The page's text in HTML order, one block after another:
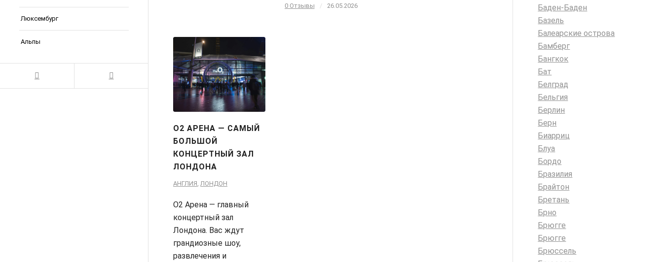
Люксембург
Альпы
0 Отзывы / 26.05.2026
О2 АРЕНА — САМЫЙ
БОЛЬШОЙ
КОНЦЕРТНЫЙ ЗАЛ
ЛОНДОНА
АНГЛИЯ ЛОНДОН
О2 Арена — главный
концертный зал
Лондона. Вас ждут
грандиозные шоу,
развлечения и
Баден-Баден
Базель
Балеарские острова
Бамберг
Бангкок
Бат
Белград
Бельгия
Берлин
Берн
Биарриц
Блуа
Бордо
Бразилия
Брайтон
Бретань
Брно
Брюгге
Брюгге
Брюссель